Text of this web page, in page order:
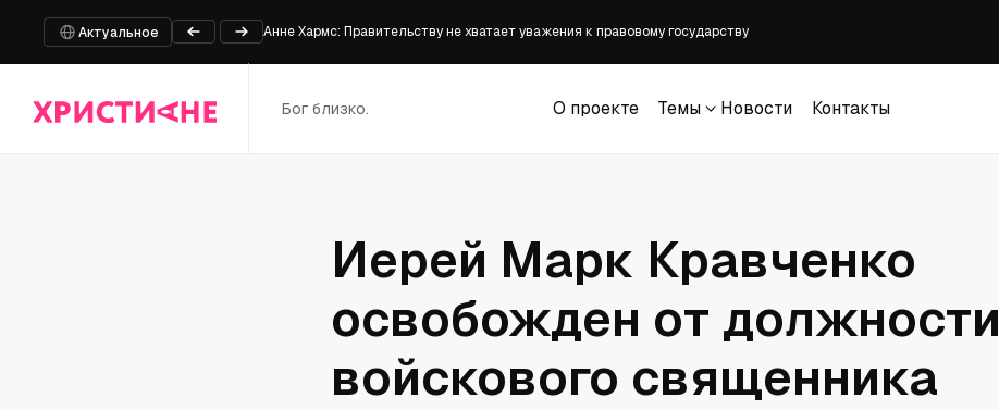
Актуальное
Анне Хармс: Правительству не хватает уважения к правовому государству
5 родительских прав, которые вы должны знать до возвращения ребёнка в школу
Университет штата Оклахома перевёл советника, отчитавшего студента за чествование Чарли Кирка
Бог близко.
О проекте
Темы
Новости
Контакты
Иерей Марк Кравченко
освобожден от должности
войскового священника